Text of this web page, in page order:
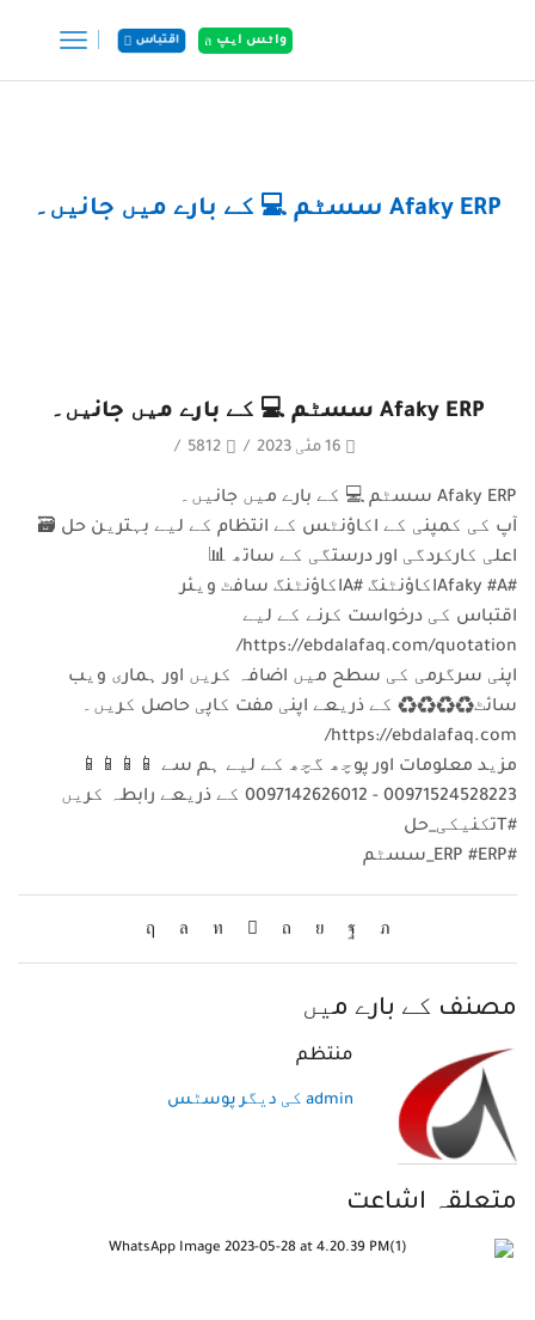
واٹس ایپ اقتباس
Afaky ERP سسٹم 💻 کے بارے میں جانیں۔
Afaky ERP سسٹم 💻 کے بارے میں جانیں۔
/
5812
/
Afaky ERP سسٹم 💻 کے بارے میں جانیں۔
آپ کی کمپنی کے اکاؤنٹس کے انتظام کے لیے بہترین حل 🗃️
اعلی کارکردگی اور درستگی کے ساتھ 📊
#Afaky #Aاکاؤنٹنگ #Aاکاؤنٹنگ سافٹ ویئر
اقتباس کی درخواست کرنے کے لیے
https://ebdalafaq.com/quotation/
اپنی سرگرمی کی سطح میں اضافہ کریں اور ہماری ویب
سائٹ♻♻♻♻ کے ذریعے اپنی مفت کاپی حاصل کریں۔
https://ebdalafaq.com/
مزید معلومات اور پوچھ گچھ کے لیے ہم سے 📱📱📱📱
00971524528223 - 0097142626012 کے ذریعے رابطہ کریں
#Tتکنیکی_حل
#ERP #ERP_سسٹم
مصنف کے بارے میں
منتظم
admin کی دیگر پوسٹس
متعلقہ اشاعت